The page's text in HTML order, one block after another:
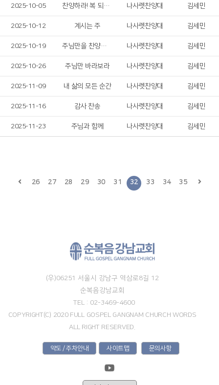
2025-10-05 찬양하라! 복 되신 구세주 예수! 나사렛찬양대 김세민
2025-10-12 계시는 주 나사렛찬양대 김세민
2025-10-19 주님만을 찬양합니다 나사렛찬양대 김세민
2025-10-26 주님만 바라보라 나사렛찬양대 김세민
2025-11-09 내 삶의 모든 순간 나사렛찬양대 김세민
2025-11-16 감사 찬송 나사렛찬양대 김세민
2025-11-23 주님과 함께 나사렛찬양대 김세민
26 27 28 29 30 31 32 33 34 35
(우)06251 서울시 강남구 역삼로8길 12
순복음강남교회
TEL : 02-3469-4600
COPYRIGHT(C) 2020 FULL GOSPEL GANGNAM CHURCH WORDS
ALL RIGHT RESERVED.
약도 / 주차안내 사이트맵 문의사항